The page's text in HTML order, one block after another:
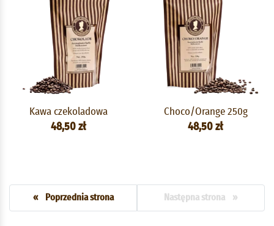
Kawa czekoladowa
48,50 zł
Choco/Orange 250g
48,50 zł
« Poprzednia strona Następna strona »